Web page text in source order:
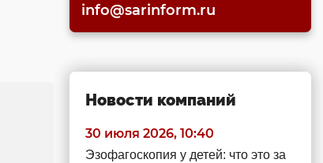
info@sarinform.ru
Новости компаний
30 июля 2026, 10:40
Эзофагоскопия у детей: что это за